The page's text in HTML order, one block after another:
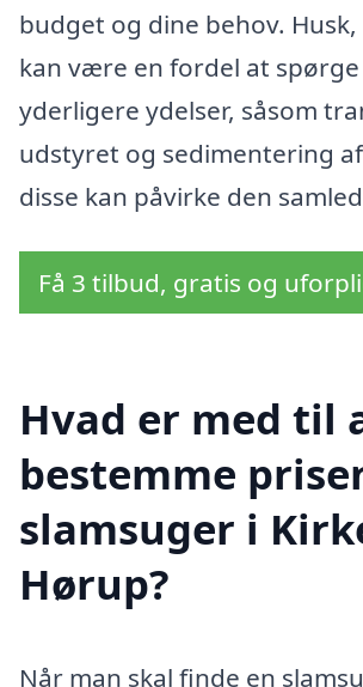
budget og dine behov.
kan være en fordel at
yderligere ydelser, såsom
udstyret og sedimentering
disse kan påvirke den
Få 3 tilbud, gratis og
Hvad er med til
bestemme
slamsuger i
Hørup?
Når man skal finde en